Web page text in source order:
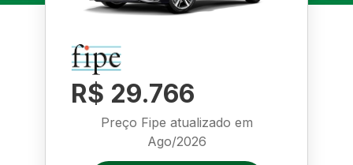
R$ 29.766
Preço Fipe atualizado em
Ago/2026